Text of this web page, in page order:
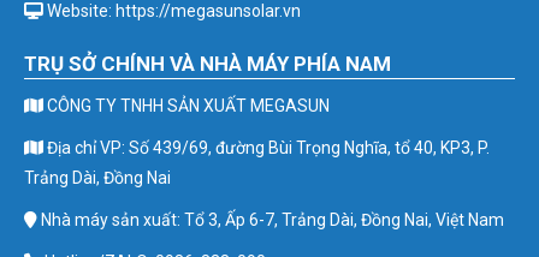
Website: https://megasunsolar.vn
TRỤ SỞ CHÍNH VÀ NHÀ MÁY PHÍA NAM
CÔNG TY TNHH SẢN XUẤT MEGASUN
Địa chỉ VP: Số 439/69, đường Bùi Trọng Nghĩa, tổ 40, KP3, P.
Trảng Dài, Đồng Nai
Nhà máy sản xuất: Tổ 3, Ấp 6-7, Trảng Dài, Đồng Nai, Việt Nam